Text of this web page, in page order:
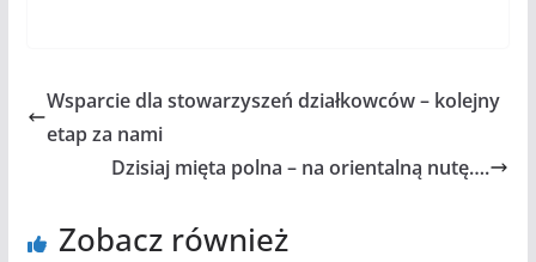
Wsparcie dla stowarzyszeń działkowców – kolejny
etap za nami
Dzisiaj mięta polna – na orientalną nutę….
Zobacz również